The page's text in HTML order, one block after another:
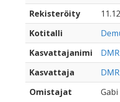
Rekisteröity
Kotitalli
Kasvattajanimi
DMR
Kasvattaja
Omistajat
Gabi